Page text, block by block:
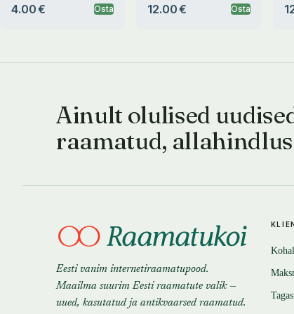
4.00 € Osta 12.00 € Osta
Ainult olulised
raamatud,
Eesti vanim internetiraamatupood.
Maailma suurim Eesti raamatute valik —
uued, kasutatud ja antikvaarsed raamatud.